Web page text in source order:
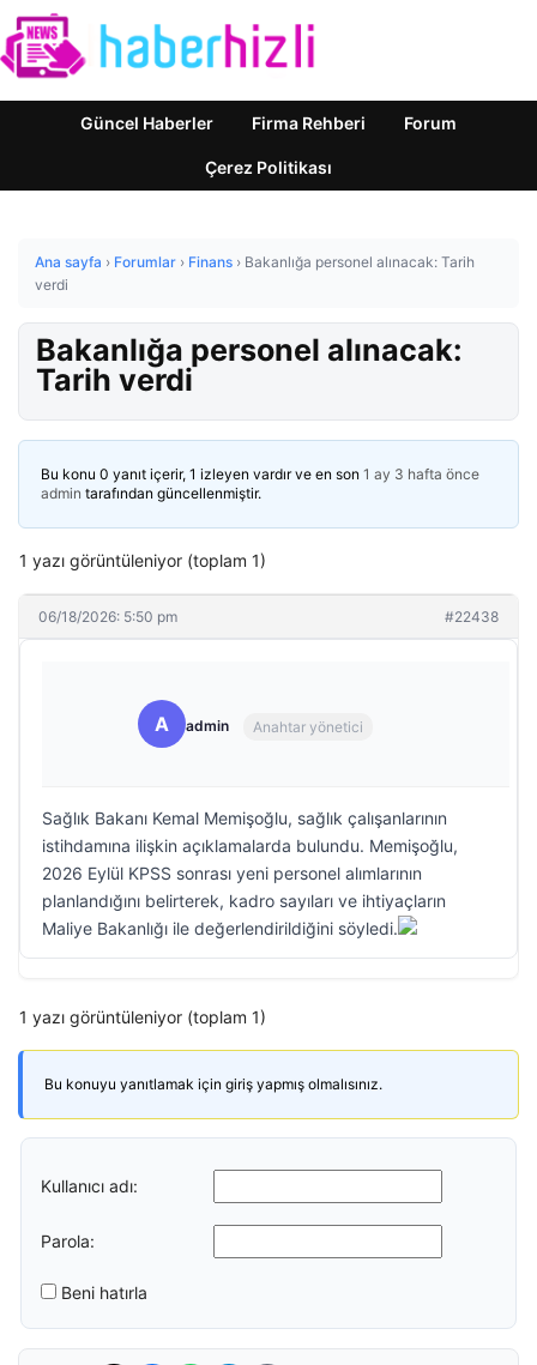
Güncel Haberler Firma Rehberi Forum
Çerez Politikası
Ana sayfa › Forumlar › Finans › Bakanlığa personel alınacak: Tarih
verdi
Bakanlığa personel alınacak:
Tarih verdi
Bu konu 0 yanıt içerir, 1 izleyen vardır ve en son 1 ay 3 hafta önce
admin tarafından güncellenmiştir.
1 yazı görüntüleniyor (toplam 1)
06/18/2026: 5:50 pm #22438
A admin Anahtar yönetici
Sağlık Bakanı Kemal Memişoğlu, sağlık çalışanlarının
istihdamına ilişkin açıklamalarda bulundu. Memişoğlu,
2026 Eylül KPSS sonrası yeni personel alımlarının
planlandığını belirterek, kadro sayıları ve ihtiyaçların
Maliye Bakanlığı ile değerlendirildiğini söyledi.
1 yazı görüntüleniyor (toplam 1)
Bu konuyu yanıtlamak için giriş yapmış olmalısınız.
Kullanıcı adı:
Parola:
Beni hatırla